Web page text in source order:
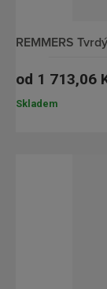
REMMERS
od 1 713,06
Skladem